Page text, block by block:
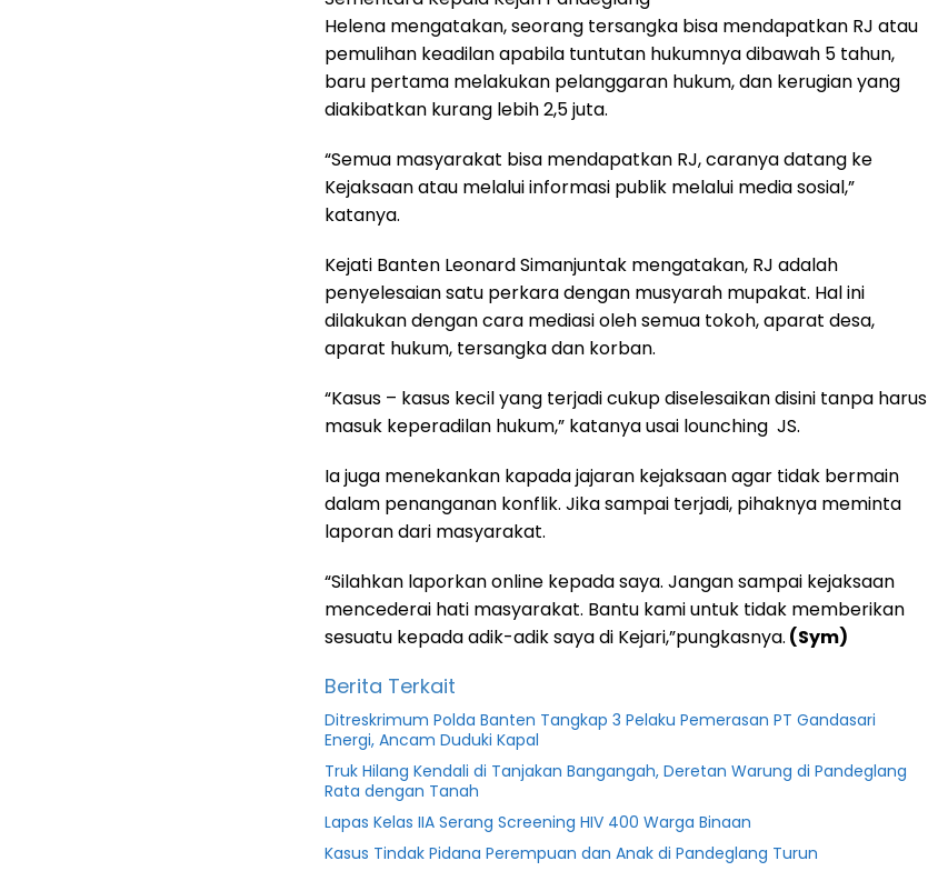
Helena mengatakan, seorang tersangka bisa mendapatkan RJ atau
pemulihan keadilan apabila tuntutan hukumnya dibawah 5 tahun,
baru pertama melakukan pelanggaran hukum, dan kerugian yang
diakibatkan kurang lebih 2,5 juta.
“Semua masyarakat bisa mendapatkan RJ, caranya datang ke
Kejaksaan atau melalui informasi publik melalui media sosial,”
katanya.
Kejati Banten Leonard Simanjuntak mengatakan, RJ adalah
penyelesaian satu perkara dengan musyarah mupakat. Hal ini
dilakukan dengan cara mediasi oleh semua tokoh, aparat desa,
aparat hukum, tersangka dan korban.
“Kasus – kasus kecil yang terjadi cukup diselesaikan disini tanpa harus
masuk keperadilan hukum,” katanya usai lounching JS.
Ia juga menekankan kapada jajaran kejaksaan agar tidak bermain
dalam penanganan konflik. Jika sampai terjadi, pihaknya meminta
laporan dari masyarakat.
“Silahkan laporkan online kepada saya. Jangan sampai kejaksaan
mencederai hati masyarakat. Bantu kami untuk tidak memberikan
sesuatu kepada adik-adik saya di Kejari,”pungkasnya. (Sym)
Berita Terkait
Ditreskrimum Polda Banten Tangkap 3 Pelaku Pemerasan PT Gandasari
Energi, Ancam Duduki Kapal
Truk Hilang Kendali di Tanjakan Bangangah, Deretan Warung di Pandeglang
Rata dengan Tanah
Lapas Kelas IIA Serang Screening HIV 400 Warga Binaan
Kasus Tindak Pidana Perempuan dan Anak di Pandeglang Turun